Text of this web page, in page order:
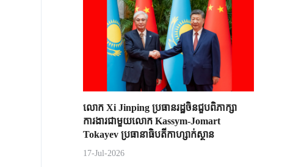
លោក Xi Jinping ប្រធានរដ្ឋចិន​ជួបពិភាក្សា​
ការងារជាមួយ​លោក Kassym-Jomart ​
Tokayev ​ប្រធានាធិបតី​កាហ្សាក់ស្ថាន​
17-Jul-2026